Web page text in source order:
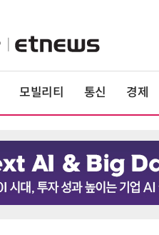
모빌리티 통신 경제